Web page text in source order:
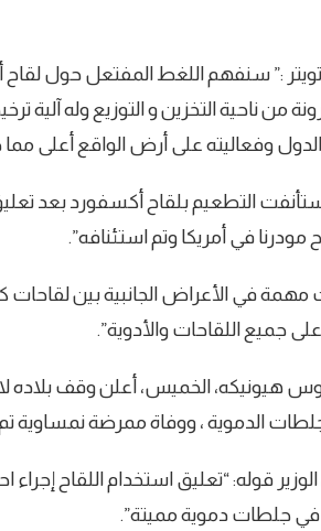
:” سنفهم اللغط المفتعل حول لقاح
من ناحية التخزين و التوزيع وله
وفعاليته على أرض الواقع أعلى
استأنفت التطعيم بلقاح أكسفورد بعد
في أمريكا وتم استئنافه”.
مهمة في الأعراض الجانبية بين لقاحات
جميع اللقاحات والأدوية”.
هيونيكه، الخميس، أعلن وقف بلاده
الدموية ، ووفاة ممرضة نمساوية
قوله: “تعليق استخدام اللقاح
في جلطات دموية مميتة”.